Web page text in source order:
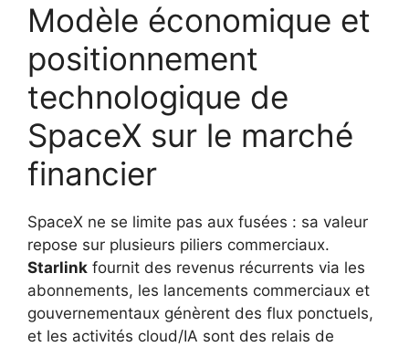
Modèle économique et
positionnement
technologique de
SpaceX sur le marché
financier
SpaceX ne se limite pas aux fusées : sa valeur
repose sur plusieurs piliers commerciaux.
Starlink fournit des revenus récurrents via les
abonnements, les lancements commerciaux et
gouvernementaux génèrent des flux ponctuels,
et les activités cloud/IA sont des relais de